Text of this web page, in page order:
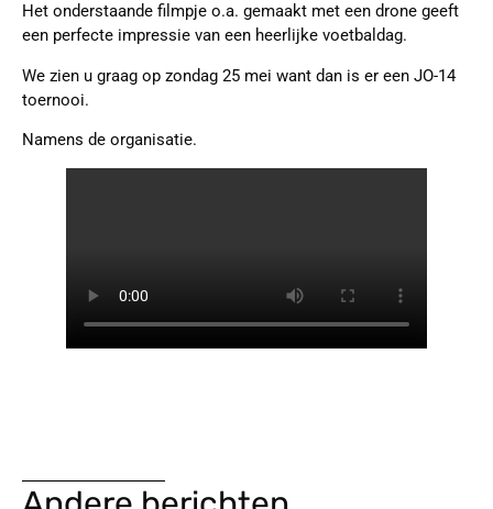
Het onderstaande filmpje o.a. gemaakt met een drone geeft
een perfecte impressie van een heerlijke voetbaldag.
We zien u graag op zondag 25 mei want dan is er een JO-14
toernooi.
Namens de organisatie.